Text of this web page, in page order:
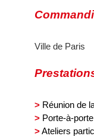
Ville de Paris
> Réunion de
> Porte-à-porte
>Ateliers